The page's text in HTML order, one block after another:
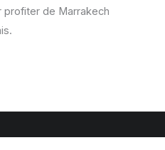
de Marrakech